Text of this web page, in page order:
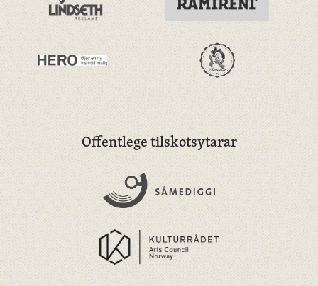
Offentlege tilskotsytarar